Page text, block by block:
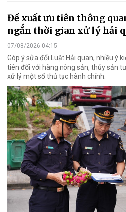
Đề xuất ưu tiên thông
ngắn thời gian xử lý hải
07/08/2026 04:15
Góp ý sửa đổi Luật Hải quan, nhiều ý
tiên đối với hàng nông sản, thủy sản
xử lý một số thủ tục hành chính.